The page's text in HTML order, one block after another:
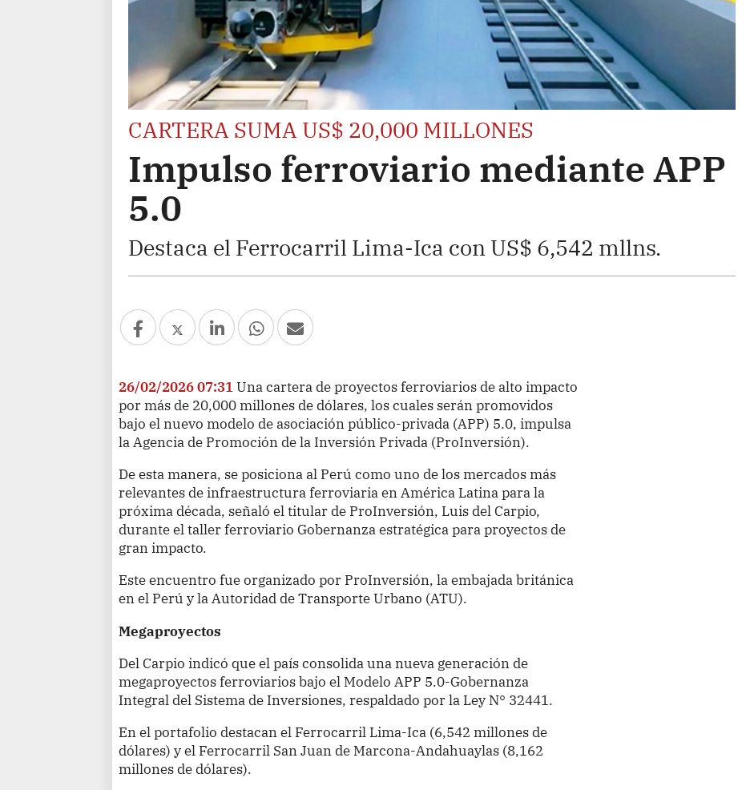
CARTERA SUMA US$ 20,000 MILLONES
Impulso ferroviario mediante APP
5.0
Destaca el Ferrocarril Lima-Ica con US$ 6,542 mllns.
26/02/2026 07:31Una cartera de proyectos ferroviarios de alto impacto
por más de 20,000 millones de dólares, los cuales serán promovidos
bajo el nuevo modelo de asociación público-privada (APP) 5.0, impulsa
la Agencia de Promoción de la Inversión Privada (ProInversión).
De esta manera, se posiciona al Perú como uno de los mercados más
relevantes de infraestructura ferroviaria en América Latina para la
próxima década, señaló el titular de ProInversión, Luis del Carpio,
durante el taller ferroviario Gobernanza estratégica para proyectos de
gran impacto.
Este encuentro fue organizado por ProInversión, la embajada británica
en el Perú y la Autoridad de Transporte Urbano (ATU).
Megaproyectos
Del Carpio indicó que el país consolida una nueva generación de
megaproyectos ferroviarios bajo el Modelo APP 5.0-Gobernanza
Integral del Sistema de Inversiones, respaldado por la Ley N° 32441.
En el portafolio destacan el Ferrocarril Lima-Ica (6,542 millones de
dólares) y el Ferrocarril San Juan de Marcona-Andahuaylas (8,162
millones de dólares).